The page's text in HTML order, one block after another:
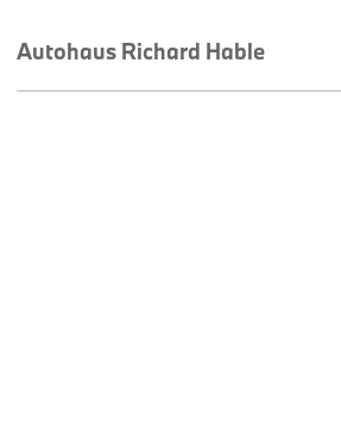
Autohaus Richard Hable